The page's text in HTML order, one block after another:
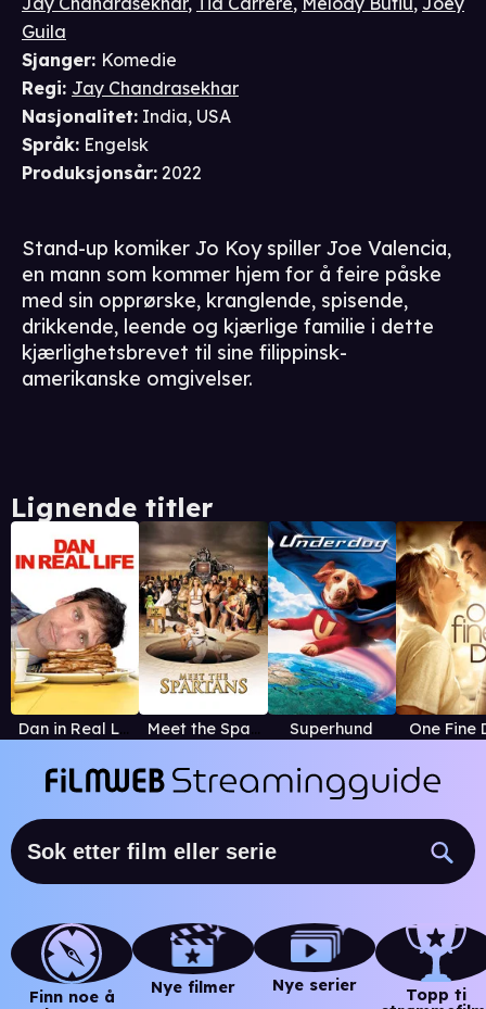
Guila
Sjanger: Komedie
Regi: Jay Chandrasekhar
Nasjonalitet: India, USA
Språk: Engelsk
Produksjonsår: 2022
Stand-up komiker Jo Koy spiller Joe Valencia,
en mann som kommer hjem for å feire påske
med sin opprørske, kranglende, spisende,
drikkende, leende og kjærlige familie i dette
kjærlighetsbrevet til sine filippinsk-
amerikanske omgivelser.
Lignende titler
Dan in Real Life Meet the Spartans Superhund One Fine
Finn noe å
Nye filmer Nye serier
Topp ti